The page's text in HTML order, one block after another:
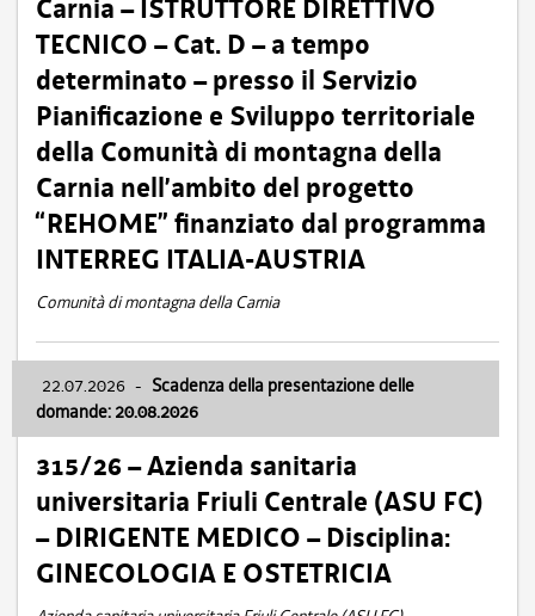
Carnia – ISTRUTTORE DIRETTIVO
TECNICO – Cat. D – a tempo
determinato – presso il Servizio
Pianificazione e Sviluppo territoriale
della Comunità di montagna della
Carnia nell’ambito del progetto
“REHOME” finanziato dal programma
INTERREG ITALIA-AUSTRIA
Comunità di montagna della Carnia
22.07.2026 - Scadenza della presentazione delle
domande: 20.08.2026
315/26 – Azienda sanitaria
universitaria Friuli Centrale (ASU FC)
– DIRIGENTE MEDICO – Disciplina:
GINECOLOGIA E OSTETRICIA